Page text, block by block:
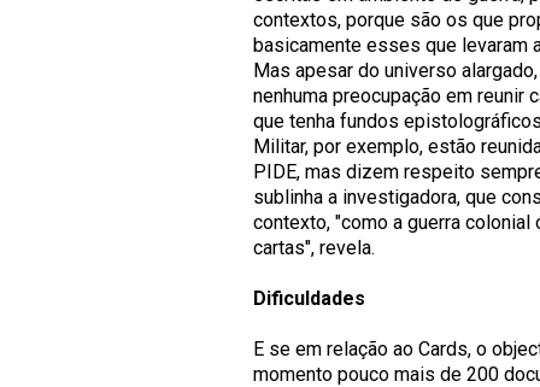
contextos, porque são os que
basicamente esses que levaram
Mas apesar do universo
nenhuma preocupação em
que tenha fundos
Militar, por exemplo, estão
PIDE, mas dizem respeito
sublinha a investigadora, que
contexto, "como a guerra
cartas", revela.
Dificuldades
E se em relação ao Cards, o
momento pouco mais de 200